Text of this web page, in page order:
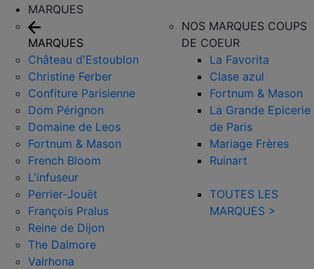
MARQUES
MARQUES
Château d'Estoublon
Christine Ferber
Confiture Parisienne
Dom Pérignon
Domaine de Leos
Fortnum & Mason
French Bloom
L'infuseur
Perrier-Jouët
François Pralus
Reine de Dijon
The Dalmore
Valrhona
NOS MARQUES COUPS
DE COEUR
La Favorita
Clase azul
Fortnum & Mason
La Grande Epicerie
de Paris
Mariage Frères
Ruinart
TOUTES LES
MARQUES >